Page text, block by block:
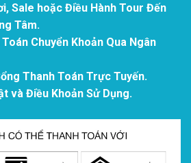
Sale hoặc Điều Hành Tour Đến
Tâm.
Chuyển Khoản Qua Ngân
Thanh Toán Trực Tuyến.
và Điều Khoản Sử Dụng.